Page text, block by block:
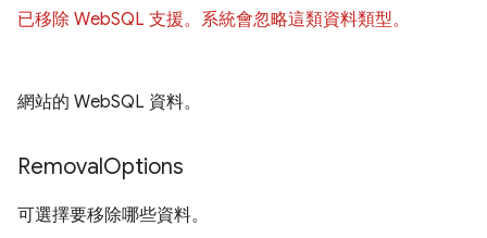
已移除 WebSQL 支援。系統會忽略這類資料類型。
網站的 WebSQL 資料。
RemovalOptions
可選擇要移除哪些資料。